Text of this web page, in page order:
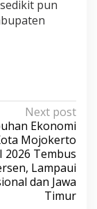
pun
Next post
Ekonomi
Mojokerto
2026 Tembus
Lampaui
dan Jawa
Timur